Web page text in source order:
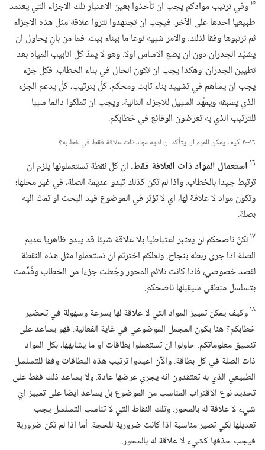
١٥وفي ترتيب موادكم يجب ان تأخذوا بعين الاعتبار تلك الاجزاء التي يعتمد
طبيعيا احدها على الآخر.‏ فيجب ان تجتهدوا لتروا علاقة مثل هذه الاجزاء
ثم ترتبوها وفقا لذلك.‏ والامر شبيه نوعا ما ببناء بيت.‏ فما من بانٍ يحاول ان
يشيِّد الجدران دون ان يضع الاساس اولا.‏ وهو لا يمدّ كل انابيب المياه بعد
تطيين الجدران.‏ وهكذا يجب ان تكون الحال في بناء الخطاب.‏ فكل جزء
يجب ان يساهم في تشييد بناء ثابت ومحكم،‏ كلٌ بترتيب،‏ كلٌ يدعم الجزء
الذي يسبقه ويمهِّد السبيل للاجزاء التالية.‏ ويجب ان تملكوا دائما سببا
للترتيب الذي به تعرضون الوقائع في خطابكم.‏
١٦-‏٢٠ كيف يمكن للمرء ان يتأكد ان لديه مواد ذات علاقة فقط في خطابه؟‏
١٦ استعمال المواد ذات العلاقة فقط.‏ ان كل نقطة تستعملونها يلزم ان
ترتبط جيدا بالخطاب.‏ واذا لم تكن كذلك تبدو عديمة الصلة،‏ في غير محلها؛‏
وتكون مواد لا علاقة لها،‏ اي لا تؤثر في الموضوع قيد البحث او تمتّ اليه
بصلة.‏
١٧لكنّ ناصحكم لن يعتبر اعتباطيا بلا علاقة شيئا قد يبدو ظاهريا عديم
الصلة اذا جرى ربطه بنجاح.‏ ولعلكم اخترتم ان تستعملوا مثل هذه النقطة
لقصد خصوصي،‏ فاذا كانت تلائم المحور وجُعلت جزءا من الخطاب وقُدِّمت
بتسلسل منطقي سيقبلها ناصحكم.‏
١٨وكيف يمكن تمييز المواد التي لا علاقة لها بسرعة وسهولة في تحضير
خطابكم؟‏ هنا يكون المجمل الموضوعي في غاية الفعالية.‏ فهو يساعد على
تنسيق معلوماتكم.‏ حاولوا ان تستعملوا بطاقات او ما يشابهها،‏ بكل المواد
ذات الصلة في كل بطاقة.‏ والآن اعيدوا ترتيب هذه البطاقات وفقا للتسلسل
الطبيعي الذي به تعتقدون انه يجري عرضها عادة.‏ ولا يساعد ذلك فقط على
تحديد نوع الاقتراب المناسب من الموضوع بل يساعد ايضا على تمييز ايّ
شيء لا علاقة له بالمحور.‏ وتلك النقاط التي لا تناسب التسلسل يجب
تعديلها لكي تصير مناسبة اذا كانت ضرورية للحجة.‏ أما اذا لم تكن ضرورية
فيجب حذفها كشيء لا علاقة له بالمحور.‏